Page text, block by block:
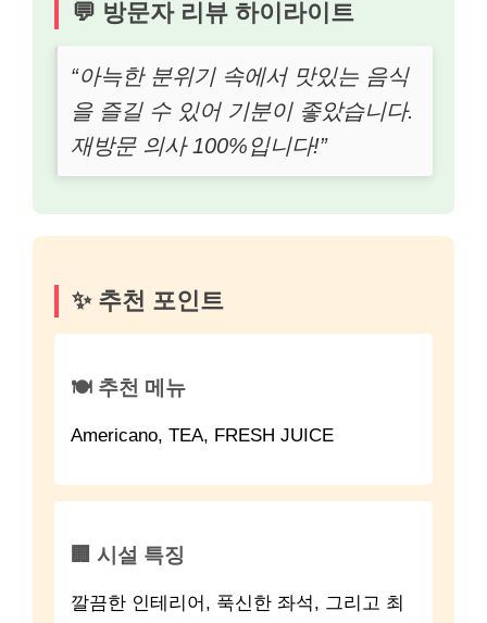
💬 방문자 리뷰 하이라이트
“아늑한 분위기 속에서 맛있는 음식
을 즐길 수 있어 기분이 좋았습니다.
재방문 의사 100%입니다!”
✨ 추천 포인트
🍽️ 추천 메뉴
Americano, TEA, FRESH JUICE
🏢 시설 특징
깔끔한 인테리어, 푹신한 좌석, 그리고 최